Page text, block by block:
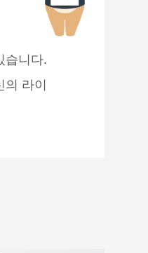
습니다.
의 라이